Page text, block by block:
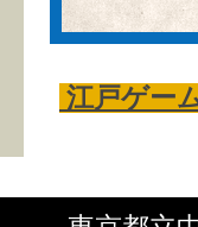
江戸ゲー